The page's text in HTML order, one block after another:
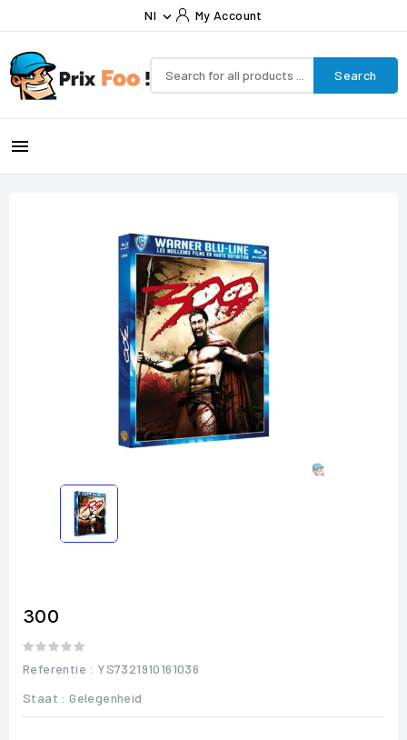
Nl  My Account
Search

300
Referentie : YS7321910161036
Staat : Gelegenheid